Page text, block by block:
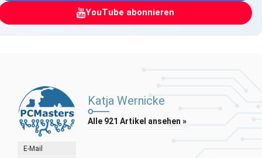
YouTube abonnieren
E-Mail
Katja Wernicke
Alle 921 Artikel ansehen »